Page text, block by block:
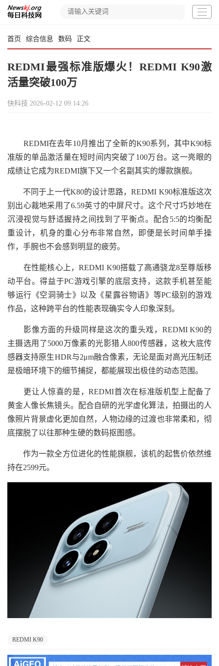
首页 综合信息 数码 正文
REDMI最强标准版爆火！REDMI K90激
活量突破100万
快科技 2026-02-12 09:14:26
REDMI在去年10月推出了全新的K90系列，其中K90标
准版的单品激活量在短时间内突破了100万台。这一亮眼的
成绩让它成为REDMI旗下又一个名副其实的爆款旗舰。
不同于上一代K80的设计思路，REDMI K90标准版这次
别出心裁地采用了6.59英寸的中屏尺寸。这个尺寸巧妙地在
沉浸视觉与舒适握持之间找到了平衡点。配合5:5的均衡配
重设计，机身的重心分布非常自然，即便是长时间单手操
作，手腕也不会感到明显的疲劳。
在性能核心上，REDMI K90搭载了高通骁龙8至尊版移
动平台。得益于PC游戏引擎的底层支持，这款手机甚至能
够运行《空洞骑士》以及《星露谷物语》等PC级别的游戏
作品，这种跨平台的性能表现确实令人印象深刻。
影像方面的升级同样是这次的重头戏，REDMI K90的
主摄选用了5000万像素的光影猎人800传感器，这枚大底传
感器支持原生HDR与2μm融合像素，无论是面对高光压制还
是极暗环境下的细节捕捉，都能展现出极佳的动态范围。
更让人惊喜的是，REDMI首次在标准版机型上配备了
黄金人像长焦镜头。配合自研的光学虚化算法，拍摄出的人
像照片背景虚化更加自然，人物边缘的过渡也非常柔和，彻
底摆脱了以往那种生硬的数码抠图感。
作为一款全方位进化的性能旗舰，该机的起售价依然维
持在2599元。
REDMI K90